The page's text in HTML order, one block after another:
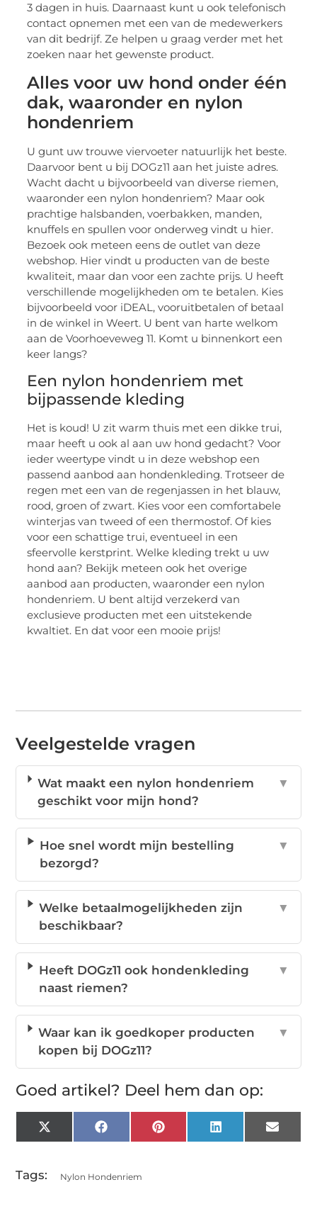
3 dagen in huis. Daarnaast kunt u ook telefonisch
contact opnemen met een van de medewerkers
van dit bedrijf. Ze helpen u graag verder met het
zoeken naar het gewenste product.
Alles voor uw hond onder één
dak, waaronder en nylon
hondenriem
U gunt uw trouwe viervoeter natuurlijk het beste.
Daarvoor bent u bij DOGz11 aan het juiste adres.
Wacht dacht u bijvoorbeeld van diverse riemen,
waaronder een nylon hondenriem? Maar ook
prachtige halsbanden, voerbakken, manden,
knuffels en spullen voor onderweg vindt u hier.
Bezoek ook meteen eens de outlet van deze
webshop. Hier vindt u producten van de beste
kwaliteit, maar dan voor een zachte prijs. U heeft
verschillende mogelijkheden om te betalen. Kies
bijvoorbeeld voor iDEAL, vooruitbetalen of betaal
in de winkel in Weert. U bent van harte welkom
aan de Voorhoeveweg 11. Komt u binnenkort een
keer langs?
Een nylon hondenriem met
bijpassende kleding
Het is koud! U zit warm thuis met een dikke trui,
maar heeft u ook al aan uw hond gedacht? Voor
ieder weertype vindt u in deze webshop een
passend aanbod aan hondenkleding. Trotseer de
regen met een van de regenjassen in het blauw,
rood, groen of zwart. Kies voor een comfortabele
winterjas van tweed of een thermostof. Of kies
voor een schattige trui, eventueel in een
sfeervolle kerstprint. Welke kleding trekt u uw
hond aan? Bekijk meteen ook het overige
aanbod aan producten, waaronder een nylon
hondenriem. U bent altijd verzekerd van
exclusieve producten met een uitstekende
kwaltiet. En dat voor een mooie prijs!
Veelgestelde vragen
Wat maakt een nylon hondenriem
geschikt voor mijn hond?
▼
Hoe snel wordt mijn bestelling
bezorgd?
▼
Welke betaalmogelijkheden zijn
beschikbaar?
▼
Heeft DOGz11 ook hondenkleding
naast riemen?
▼
Waar kan ik goedkoper producten
kopen bij DOGz11?
▼
Goed artikel? Deel hem dan op:
X
(Twitter)
FacebookPinterestLinkedInEmail
Tags: Nylon Hondenriem